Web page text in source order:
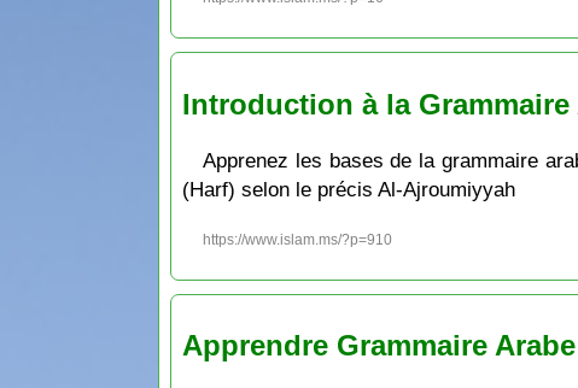
Introduction à la
Apprenez les bases de la grammaire
(Harf) selon le précis Al-Ajroumiyyah
https://www.islam.ms/?p=910
Apprendre Grammaire